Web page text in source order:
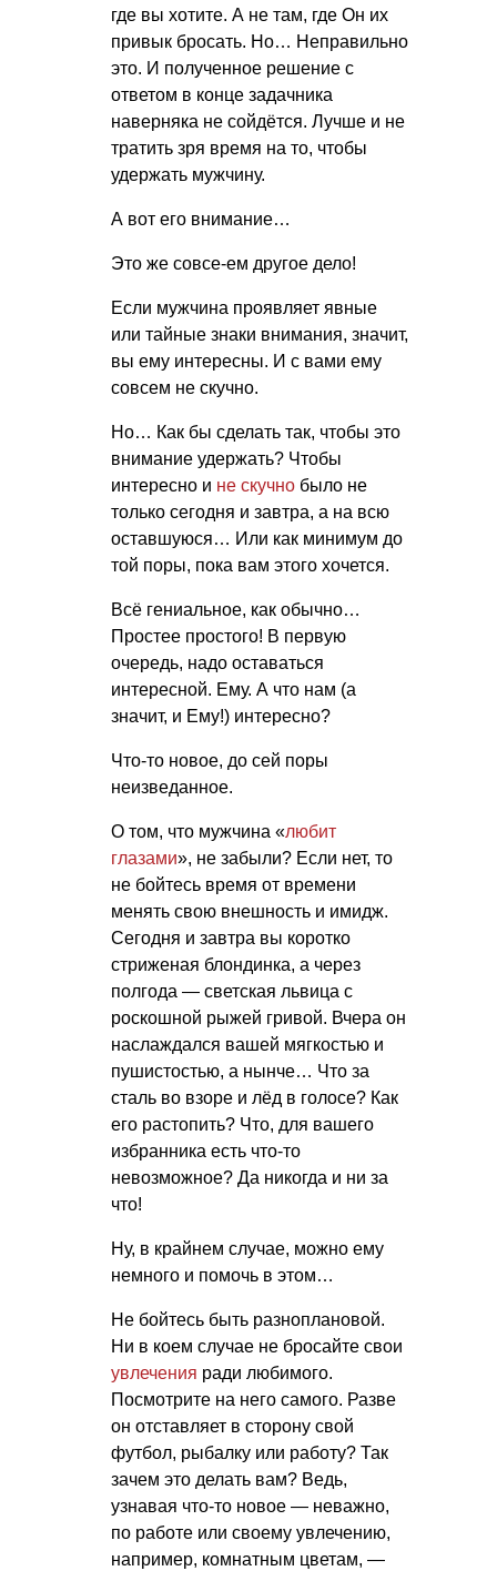
где вы хотите. А не там, где Он их
привык бросать. Но… Неправильно
это. И полученное решение с
ответом в конце задачника
наверняка не сойдётся. Лучше и не
тратить зря время на то, чтобы
удержать мужчину.
А вот его внимание…
Это же совсе-ем другое дело!
Если мужчина проявляет явные
или тайные знаки внимания, значит,
вы ему интересны. И с вами ему
совсем не скучно.
Но… Как бы сделать так, чтобы это
внимание удержать? Чтобы
интересно и не скучно было не
только сегодня и завтра, а на всю
оставшуюся… Или как минимум до
той поры, пока вам этого хочется.
Всё гениальное, как обычно…
Простее простого! В первую
очередь, надо оставаться
интересной. Ему. А что нам (а
значит, и Ему!) интересно?
Что-то новое, до сей поры
неизведанное.
О том, что мужчина «любит
глазами», не забыли? Если нет, то
не бойтесь время от времени
менять свою внешность и имидж.
Сегодня и завтра вы коротко
стриженая блондинка, а через
полгода — светская львица с
роскошной рыжей гривой. Вчера он
наслаждался вашей мягкостью и
пушистостью, а нынче… Что за
сталь во взоре и лёд в голосе? Как
его растопить? Что, для вашего
избранника есть что-то
невозможное? Да никогда и ни за
что!
Ну, в крайнем случае, можно ему
немного и помочь в этом…
Не бойтесь быть разноплановой.
Ни в коем случае не бросайте свои
увлечения ради любимого.
Посмотрите на него самого. Разве
он отставляет в сторону свой
футбол, рыбалку или работу? Так
зачем это делать вам? Ведь,
узнавая что-то новое — неважно,
по работе или своему увлечению,
например, комнатным цветам, —